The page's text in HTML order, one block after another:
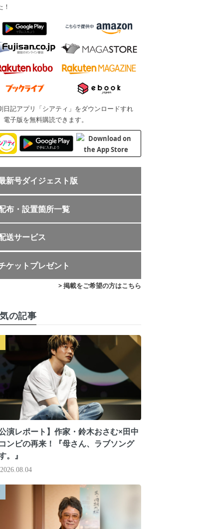
！
日記アプリ「シアティ」をダウンロードすれ
電子版を無料購読できます。
新号ダイジェスト版
布・設置箇所一覧
送サービス
ケットプレゼント
> 掲載をご希望の方はこちら
の記事
公演レポート】作家・鈴木おさむ×田中
ンビの再来！『母さん、ラブソング
。』
2026.08.04